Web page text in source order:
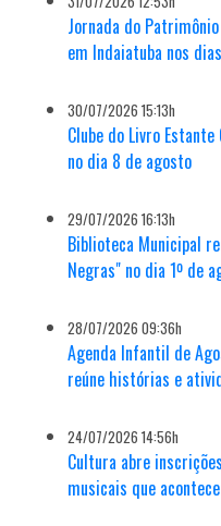
Jornada do
em Indaiatuba nos
30/07/2026 15:13h
Clube do Livro
no dia 8 de agosto
29/07/2026 16:13h
Biblioteca Municipal
Negras" no dia 1º de
28/07/2026 09:36h
Agenda Infantil de
reúne histórias e
24/07/2026 14:56h
Cultura abre
musicais que